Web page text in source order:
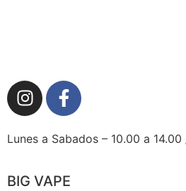
Lunes a Sabados – 10.00 a
BIG VAPE